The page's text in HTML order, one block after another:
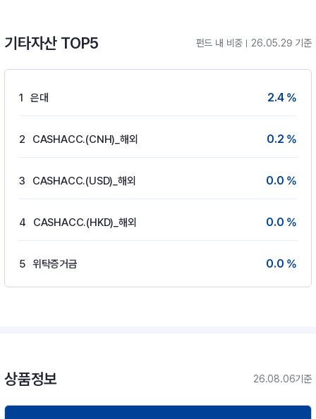
기타자산 TOP5 펀드 내 비중 26.05.29 기준
1 은대 2.4 %
2 CASHACC.(CNH)_해외 0.2 %
3 CASHACC.(USD)_해외 0.0 %
4 CASHACC.(HKD)_해외 0.0 %
5 위탁증거금 0.0 %
상품정보 26.08.06기준